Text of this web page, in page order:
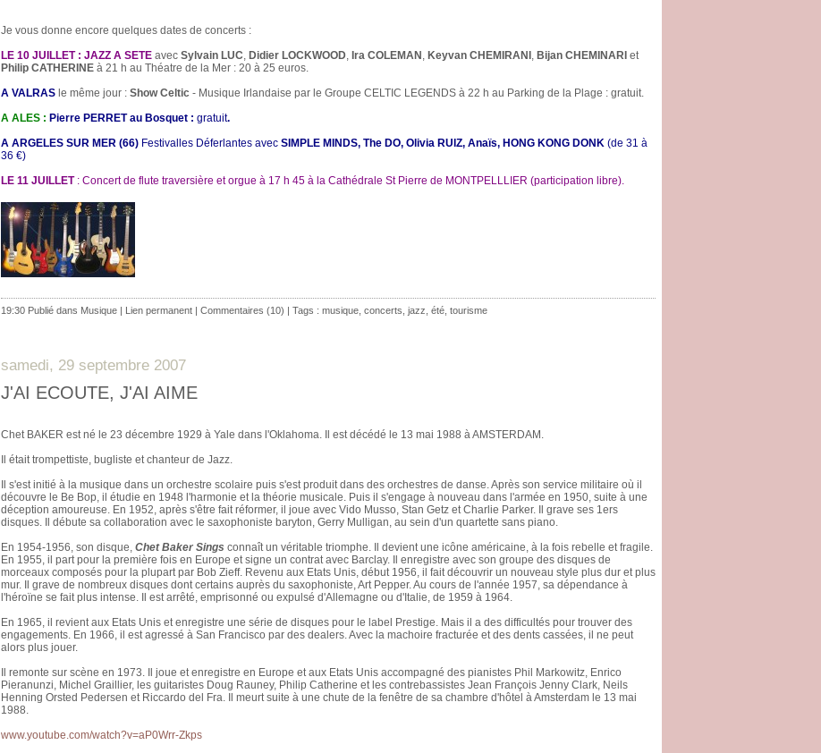
Je vous donne encore quelques dates de concerts :
LE 10 JUILLET : JAZZ A SETE avec Sylvain LUC, Didier LOCKWOOD, Ira COLEMAN , Keyvan CHEMIRANI , Bijan CHEMINARI et
Philip CATHERINE à 21 h au Théatre de la Mer : 20 à 25 euros.
A VALRAS le même jour : Show Celtic - Musique Irlandaise par le Groupe CELTIC LEGENDS à 22 h au Parking de la Plage : gratuit.
A ALES : Pierre PERRET au Bosquet : gratuit.
A ARGELES SUR MER (66) Festivalles Déferlantes avec SIMPLE MINDS, The DO, Olivia RUIZ, Anaïs, HONG KONG DONK (de 31 à
36 €)
LE 11 JUILLET: Concert de flute traversière et orgue à 17 h 45 à la Cathédrale St Pierre de MONTPELLLIER (participation libre).
19:30 Publié dans Musique | Lien permanent | Commentaires (10) | Tags : musique concerts jazz été tourisme
samedi, 29 septembre 2007
J'AI ECOUTE, J'AI AIME
Chet BAKER est né le 23 décembre 1929 à Yale dans l'Oklahoma. Il est décédé le 13 mai 1988 à AMSTERDAM.
Il était trompettiste, bugliste et chanteur de Jazz.
Il s'est initié à la musique dans un orchestre scolaire puis s'est produit dans des orchestres de danse. Après son service militaire où il
découvre le Be Bop, il étudie en 1948 l'harmonie et la théorie musicale. Puis il s'engage à nouveau dans l'armée en 1950, suite à une
déception amoureuse. En 1952, après s'être fait réformer, il joue avec Vido Musso, Stan Getz et Charlie Parker. Il grave ses 1ers
disques. Il débute sa collaboration avec le saxophoniste baryton, Gerry Mulligan, au sein d'un quartette sans piano.
En 1954-1956, son disque, Chet Baker Sings connaît un véritable triomphe. Il devient une icône américaine, à la fois rebelle et fragile.
En 1955, il part pour la première fois en Europe et signe un contrat avec Barclay. Il enregistre avec son groupe des disques de
morceaux composés pour la plupart par Bob Zieff. Revenu aux Etats Unis, début 1956, il fait découvrir un nouveau style plus dur et plus
mur. Il grave de nombreux disques dont certains auprès du saxophoniste, Art Pepper. Au cours de l'année 1957, sa dépendance à
l'héroïne se fait plus intense. Il est arrêté, emprisonné ou expulsé d'Allemagne ou d'Italie, de 1959 à 1964.
En 1965, il revient aux Etats Unis et enregistre une série de disques pour le label Prestige. Mais il a des difficultés pour trouver des
engagements. En 1966, il est agressé à San Francisco par des dealers. Avec la machoire fracturée et des dents cassées, il ne peut
alors plus jouer.
Il remonte sur scène en 1973. Il joue et enregistre en Europe et aux Etats Unis accompagné des pianistes Phil Markowitz, Enrico
Pieranunzi, Michel Graillier, les guitaristes Doug Rauney, Philip Catherine et les contrebassistes Jean François Jenny Clark, Neils
Henning Orsted Pedersen et Riccardo del Fra. Il meurt suite à une chute de la fenêtre de sa chambre d'hôtel à Amsterdam le 13 mai
1988.
www.youtube.com/watch?v=aP0Wrr-Zkps